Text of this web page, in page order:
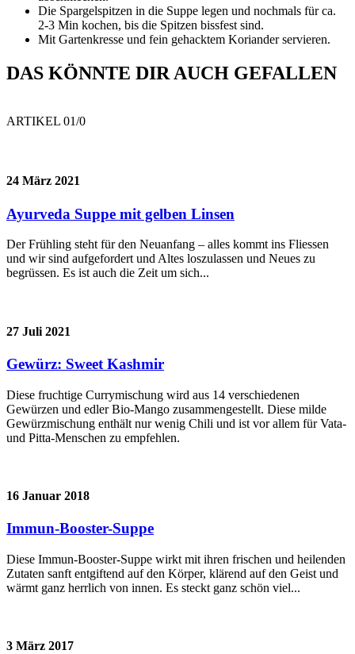
Die Spargelspitzen in die Suppe legen und nochmals für ca.
2-3 Min kochen, bis die Spitzen bissfest sind.
Mit Gartenkresse und fein gehacktem Koriander servieren.
DAS KÖNNTE DIR AUCH GEFALLEN
ARTIKEL 01/0
24 März 2021
Ayurveda Suppe mit gelben Linsen
Der Frühling steht für den Neuanfang – alles kommt ins Fliessen
und wir sind aufgefordert und Altes loszulassen und Neues zu
begrüssen. Es ist auch die Zeit um sich...
27 Juli 2021
Gewürz: Sweet Kashmir
Diese fruchtige Currymischung wird aus 14 verschiedenen
Gewürzen und edler Bio-Mango zusammengestellt. Diese milde
Gewürzmischung enthält nur wenig Chili und ist vor allem für Vata-
und Pitta-Menschen zu empfehlen.
16 Januar 2018
Immun-Booster-Suppe
Diese Immun-Booster-Suppe wirkt mit ihren frischen und heilenden
Zutaten sanft entgiftend auf den Körper, klärend auf den Geist und
wärmt ganz herrlich von innen. Es steckt ganz schön viel...
3 März 2017